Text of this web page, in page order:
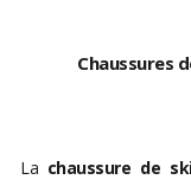
Chaussures
La chaussure de